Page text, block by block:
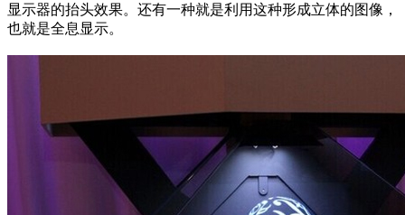
显示器的抬头效果。还有一种就是利用这种形成立体的图像，
也就是全息显示。